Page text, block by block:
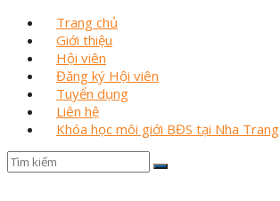
Trang chủ
Giới thiệu
Hội viên
Đăng ký Hội viên
Tuyển dụng
Liên hệ
Khóa học môi giới BĐS tại Nha Trang